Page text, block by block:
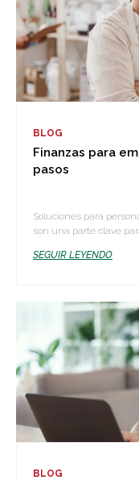
BLOG
Finanzas para
pasos
Soluciones para
son una parte clave
SEGUIR LEYENDO
BLOG